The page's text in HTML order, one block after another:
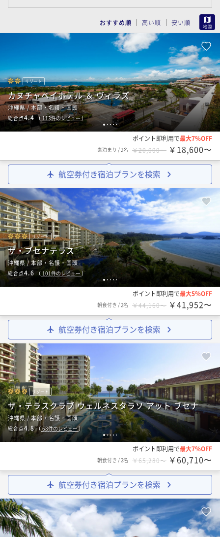
おすすめ順 高い順 安い順
1 2 345
リゾート
カヌチャベイホテル ＆ ヴィラズ
沖縄県 / 本部・名護・国頭
総合点4.4 （ 113件のレビュー）
ポイント即利用で最大7％OFF
素泊まり /2名 ￥20,000〜 ￥18,600〜
航空券付き宿泊プランを検索
1 2 34 5
リゾート
ザ・ブセナテラス
沖縄県 / 本部・名護・国頭
総合点4.6 （ 101件のレビュー）
ポイント即利用で最大5％OFF
朝食付き /2名 ￥44,160〜 ￥41,952〜
航空券付き宿泊プランを検索
123 45
リゾート
ザ・テラスクラブ ウェルネスタラソ アット ブセナ
沖縄県 / 本部・名護・国頭
総合点4.8（68件のレビュー）
ポイント即利用で最大7％OFF
朝食付き /2名 ￥65,280〜 ￥60,710〜
航空券付き宿泊プランを検索